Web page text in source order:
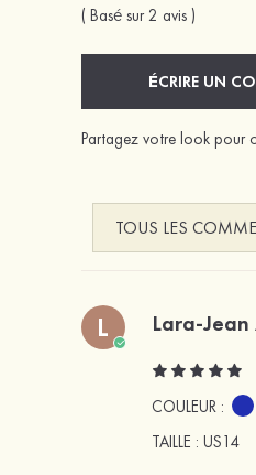
( Basé sur 2 avis )
ÉCRIRE UN
Partagez votre look pour
TOUS LES
L Lara-
COULEUR :
TAILLE : US14